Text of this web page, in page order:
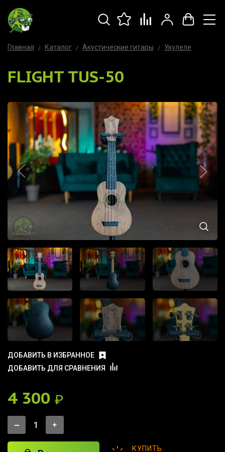
Главная Каталог Акустические гитары Укулеле
FLIGHT TUS-50
ДОБАВИТЬ В ИЗБРАННОЕ
ДОБАВИТЬ ДЛЯ СРАВНЕНИЯ
4 300 ₽
КУПИТЬ